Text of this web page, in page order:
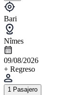
Bari
Nîmes
09/08/2026
+ Regreso
1 Pasajero